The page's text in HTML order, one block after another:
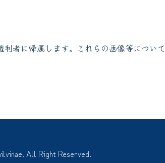
者に帰属します。これらの画像等につい
All Right Reserved.